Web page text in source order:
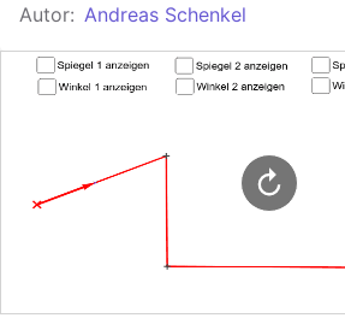
GeoGebra Classroom
Autor: Andreas Schenkel